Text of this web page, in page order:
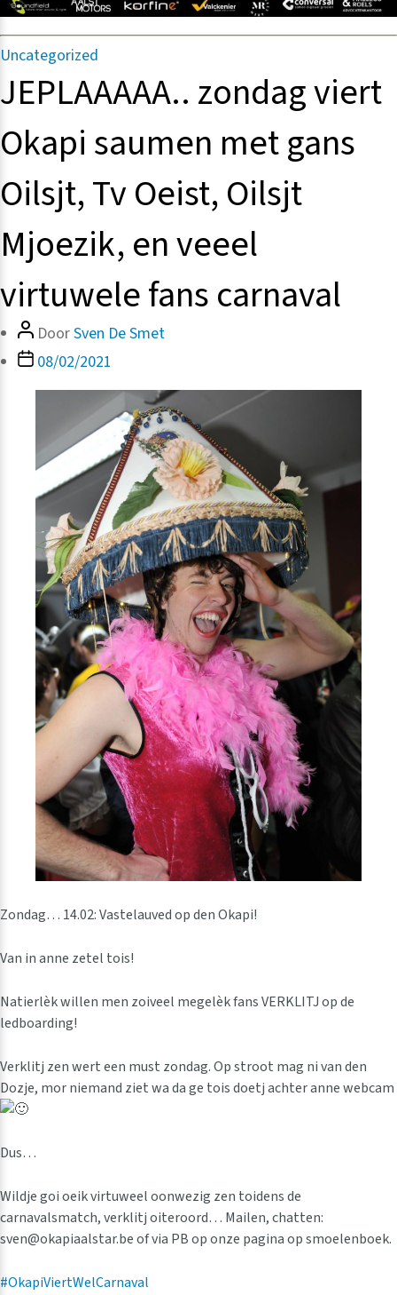
Categorieën
Uncategorized
JEPLAAAAA.. zondag viert
Okapi saumen met gans
Oilsjt, Tv Oeist, Oilsjt
Mjoezik, en veeel
virtuwele fans carnaval
Bericht
auteur
DoorSven De Smet
Berichtdatum
08/02/2021
Zondag… 14.02: Vastelauved op den Okapi!
Van in anne zetel tois!
Natierlèk willen men zoiveel megelèk fans VERKLITJ op de
ledboarding!
Verklitj zen wert een must zondag. Op stroot mag ni van den
Dozje, mor niemand ziet wa da ge tois doetj achter anne webcam
Dus…
Wildje goi oeik virtuweel oonwezig zen toidens de
carnavalsmatch, verklitj oiteroord… Mailen, chatten:
sven@okapiaalstar.be of via PB op onze pagina op smoelenboek.
#OkapiViertWelCarnaval